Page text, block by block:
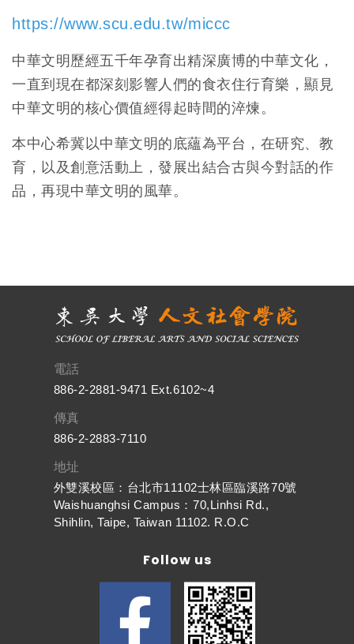
https://www.scu.edu.tw/miccc
中華文明歷經五千年孕育出精深廣博的中華文化，
一直到現在都深刻影響人們的食衣住行育樂，顯見
中華文明的核心價值經得起時間的淬煉。
本中心希冀以中華文明的底蘊為平台，在研究、教
育，以及創意活動上，發展出結合古與今對話的作
品，再現中華文明的風華。
電話
886-2-2881-9471 Ext.6102~4
傳真
886-2-2883-7110
地址
外雙溪校區：台北市11102士林區臨溪路70號
Waishuanghsi Campus：70,Linhsi Rd.,
Shihlin, Taipe, Taiwan 11102. R.O.C
Follow us